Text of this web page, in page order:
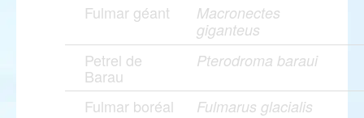
Fulmar géant
Macronectes
giganteus
Petrel de
Barau
Pterodroma baraui
Fulmar boréal Fulmarus glacialis